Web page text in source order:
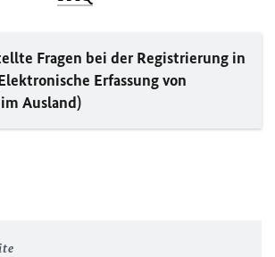
Fragen bei der Registrierung in
Erfassung von
Ausland)